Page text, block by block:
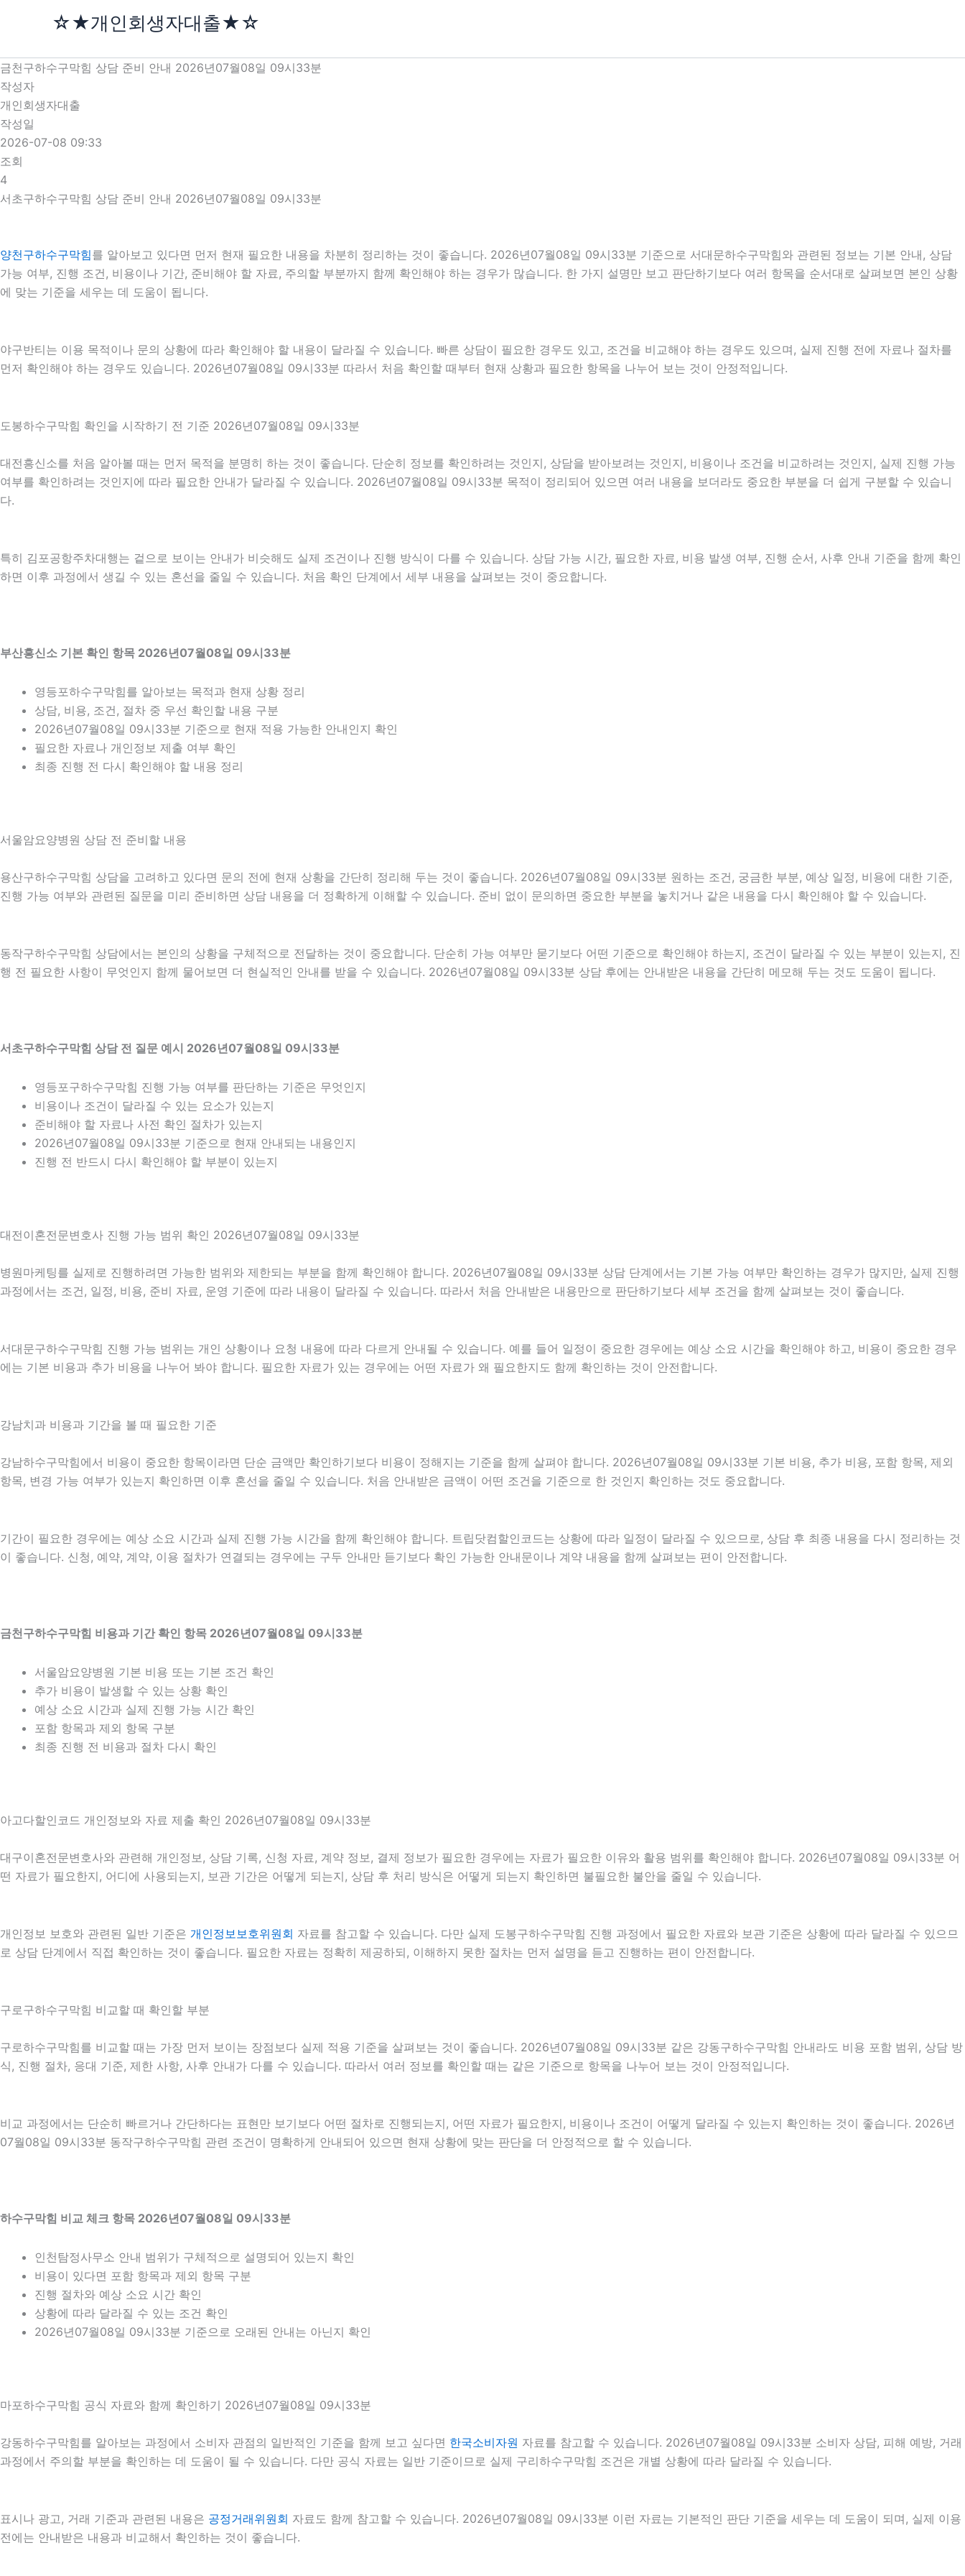
로
건
너
뛰
기
☆★개인회생자대출★☆
금천구하수구막힘 상담 준비 안내 2026년07월08일 09시33분
작성자
개인회생자대출
작성일
2026-07-08 09:33
조회
4
서초구하수구막힘 상담 준비 안내 2026년07월08일 09시33분
양천구하수구막힘를 알아보고 있다면 먼저 현재 필요한 내용을 차분히 정리하는 것이 좋습니다. 2026년07월08일 09시33분 기준으로 서대문하수구막힘와 관련된 정보는 기본 안내, 상담
가능 여부, 진행 조건, 비용이나 기간, 준비해야 할 자료, 주의할 부분까지 함께 확인해야 하는 경우가 많습니다. 한 가지 설명만 보고 판단하기보다 여러 항목을 순서대로 살펴보면 본인 상황
에 맞는 기준을 세우는 데 도움이 됩니다.
야구반티는 이용 목적이나 문의 상황에 따라 확인해야 할 내용이 달라질 수 있습니다. 빠른 상담이 필요한 경우도 있고, 조건을 비교해야 하는 경우도 있으며, 실제 진행 전에 자료나 절차를
먼저 확인해야 하는 경우도 있습니다. 2026년07월08일 09시33분 따라서 처음 확인할 때부터 현재 상황과 필요한 항목을 나누어 보는 것이 안정적입니다.
도봉하수구막힘 확인을 시작하기 전 기준 2026년07월08일 09시33분
대전흥신소를 처음 알아볼 때는 먼저 목적을 분명히 하는 것이 좋습니다. 단순히 정보를 확인하려는 것인지, 상담을 받아보려는 것인지, 비용이나 조건을 비교하려는 것인지, 실제 진행 가능
여부를 확인하려는 것인지에 따라 필요한 안내가 달라질 수 있습니다. 2026년07월08일 09시33분 목적이 정리되어 있으면 여러 내용을 보더라도 중요한 부분을 더 쉽게 구분할 수 있습니
다.
특히 김포공항주차대행는 겉으로 보이는 안내가 비슷해도 실제 조건이나 진행 방식이 다를 수 있습니다. 상담 가능 시간, 필요한 자료, 비용 발생 여부, 진행 순서, 사후 안내 기준을 함께 확인
하면 이후 과정에서 생길 수 있는 혼선을 줄일 수 있습니다. 처음 확인 단계에서 세부 내용을 살펴보는 것이 중요합니다.
부산흥신소 기본 확인 항목 2026년07월08일 09시33분
영등포하수구막힘를 알아보는 목적과 현재 상황 정리
상담, 비용, 조건, 절차 중 우선 확인할 내용 구분
2026년07월08일 09시33분 기준으로 현재 적용 가능한 안내인지 확인
필요한 자료나 개인정보 제출 여부 확인
최종 진행 전 다시 확인해야 할 내용 정리
서울암요양병원 상담 전 준비할 내용
용산구하수구막힘 상담을 고려하고 있다면 문의 전에 현재 상황을 간단히 정리해 두는 것이 좋습니다. 2026년07월08일 09시33분 원하는 조건, 궁금한 부분, 예상 일정, 비용에 대한 기준,
진행 가능 여부와 관련된 질문을 미리 준비하면 상담 내용을 더 정확하게 이해할 수 있습니다. 준비 없이 문의하면 중요한 부분을 놓치거나 같은 내용을 다시 확인해야 할 수 있습니다.
동작구하수구막힘 상담에서는 본인의 상황을 구체적으로 전달하는 것이 중요합니다. 단순히 가능 여부만 묻기보다 어떤 기준으로 확인해야 하는지, 조건이 달라질 수 있는 부분이 있는지, 진
행 전 필요한 사항이 무엇인지 함께 물어보면 더 현실적인 안내를 받을 수 있습니다. 2026년07월08일 09시33분 상담 후에는 안내받은 내용을 간단히 메모해 두는 것도 도움이 됩니다.
서초구하수구막힘 상담 전 질문 예시 2026년07월08일 09시33분
영등포구하수구막힘 진행 가능 여부를 판단하는 기준은 무엇인지
비용이나 조건이 달라질 수 있는 요소가 있는지
준비해야 할 자료나 사전 확인 절차가 있는지
2026년07월08일 09시33분 기준으로 현재 안내되는 내용인지
진행 전 반드시 다시 확인해야 할 부분이 있는지
대전이혼전문변호사 진행 가능 범위 확인 2026년07월08일 09시33분
병원마케팅를 실제로 진행하려면 가능한 범위와 제한되는 부분을 함께 확인해야 합니다. 2026년07월08일 09시33분 상담 단계에서는 기본 가능 여부만 확인하는 경우가 많지만, 실제 진행
과정에서는 조건, 일정, 비용, 준비 자료, 운영 기준에 따라 내용이 달라질 수 있습니다. 따라서 처음 안내받은 내용만으로 판단하기보다 세부 조건을 함께 살펴보는 것이 좋습니다.
서대문구하수구막힘 진행 가능 범위는 개인 상황이나 요청 내용에 따라 다르게 안내될 수 있습니다. 예를 들어 일정이 중요한 경우에는 예상 소요 시간을 확인해야 하고, 비용이 중요한 경우
에는 기본 비용과 추가 비용을 나누어 봐야 합니다. 필요한 자료가 있는 경우에는 어떤 자료가 왜 필요한지도 함께 확인하는 것이 안전합니다.
강남치과 비용과 기간을 볼 때 필요한 기준
강남하수구막힘에서 비용이 중요한 항목이라면 단순 금액만 확인하기보다 비용이 정해지는 기준을 함께 살펴야 합니다. 2026년07월08일 09시33분 기본 비용, 추가 비용, 포함 항목, 제외
항목, 변경 가능 여부가 있는지 확인하면 이후 혼선을 줄일 수 있습니다. 처음 안내받은 금액이 어떤 조건을 기준으로 한 것인지 확인하는 것도 중요합니다.
기간이 필요한 경우에는 예상 소요 시간과 실제 진행 가능 시간을 함께 확인해야 합니다. 트립닷컴할인코드는 상황에 따라 일정이 달라질 수 있으므로, 상담 후 최종 내용을 다시 정리하는 것
이 좋습니다. 신청, 예약, 계약, 이용 절차가 연결되는 경우에는 구두 안내만 듣기보다 확인 가능한 안내문이나 계약 내용을 함께 살펴보는 편이 안전합니다.
금천구하수구막힘 비용과 기간 확인 항목 2026년07월08일 09시33분
서울암요양병원 기본 비용 또는 기본 조건 확인
추가 비용이 발생할 수 있는 상황 확인
예상 소요 시간과 실제 진행 가능 시간 확인
포함 항목과 제외 항목 구분
최종 진행 전 비용과 절차 다시 확인
아고다할인코드 개인정보와 자료 제출 확인 2026년07월08일 09시33분
대구이혼전문변호사와 관련해 개인정보, 상담 기록, 신청 자료, 계약 정보, 결제 정보가 필요한 경우에는 자료가 필요한 이유와 활용 범위를 확인해야 합니다. 2026년07월08일 09시33분 어
떤 자료가 필요한지, 어디에 사용되는지, 보관 기간은 어떻게 되는지, 상담 후 처리 방식은 어떻게 되는지 확인하면 불필요한 불안을 줄일 수 있습니다.
개인정보 보호와 관련된 일반 기준은 개인정보보호위원회 자료를 참고할 수 있습니다. 다만 실제 도봉구하수구막힘 진행 과정에서 필요한 자료와 보관 기준은 상황에 따라 달라질 수 있으므
로 상담 단계에서 직접 확인하는 것이 좋습니다. 필요한 자료는 정확히 제공하되, 이해하지 못한 절차는 먼저 설명을 듣고 진행하는 편이 안전합니다.
구로구하수구막힘 비교할 때 확인할 부분
구로하수구막힘를 비교할 때는 가장 먼저 보이는 장점보다 실제 적용 기준을 살펴보는 것이 좋습니다. 2026년07월08일 09시33분 같은 강동구하수구막힘 안내라도 비용 포함 범위, 상담 방
식, 진행 절차, 응대 기준, 제한 사항, 사후 안내가 다를 수 있습니다. 따라서 여러 정보를 확인할 때는 같은 기준으로 항목을 나누어 보는 것이 안정적입니다.
비교 과정에서는 단순히 빠르거나 간단하다는 표현만 보기보다 어떤 절차로 진행되는지, 어떤 자료가 필요한지, 비용이나 조건이 어떻게 달라질 수 있는지 확인하는 것이 좋습니다. 2026년
07월08일 09시33분 동작구하수구막힘 관련 조건이 명확하게 안내되어 있으면 현재 상황에 맞는 판단을 더 안정적으로 할 수 있습니다.
하수구막힘 비교 체크 항목 2026년07월08일 09시33분
인천탐정사무소 안내 범위가 구체적으로 설명되어 있는지 확인
비용이 있다면 포함 항목과 제외 항목 구분
진행 절차와 예상 소요 시간 확인
상황에 따라 달라질 수 있는 조건 확인
2026년07월08일 09시33분 기준으로 오래된 안내는 아닌지 확인
마포하수구막힘 공식 자료와 함께 확인하기 2026년07월08일 09시33분
강동하수구막힘를 알아보는 과정에서 소비자 관점의 일반적인 기준을 함께 보고 싶다면 한국소비자원 자료를 참고할 수 있습니다. 2026년07월08일 09시33분 소비자 상담, 피해 예방, 거래
과정에서 주의할 부분을 확인하는 데 도움이 될 수 있습니다. 다만 공식 자료는 일반 기준이므로 실제 구리하수구막힘 조건은 개별 상황에 따라 달라질 수 있습니다.
표시나 광고, 거래 기준과 관련된 내용은 공정거래위원회 자료도 함께 참고할 수 있습니다. 2026년07월08일 09시33분 이런 자료는 기본적인 판단 기준을 세우는 데 도움이 되며, 실제 이용
전에는 안내받은 내용과 비교해서 확인하는 것이 좋습니다.